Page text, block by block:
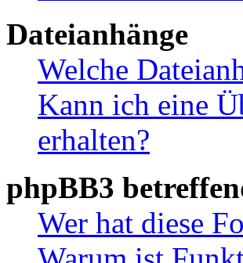
Dateianhänge
Welche
Kann ich eine
erhalten?
phpBB3
Wer hat diese